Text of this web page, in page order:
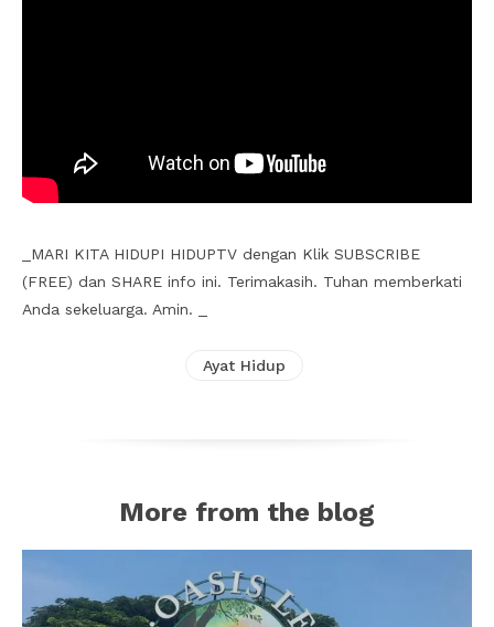
_MARI KITA HIDUPI HIDUPTV dengan Klik SUBSCRIBE
(FREE) dan SHARE info ini. Terimakasih. Tuhan memberkati
Anda sekeluarga. Amin. _
Ayat Hidup
More from the blog